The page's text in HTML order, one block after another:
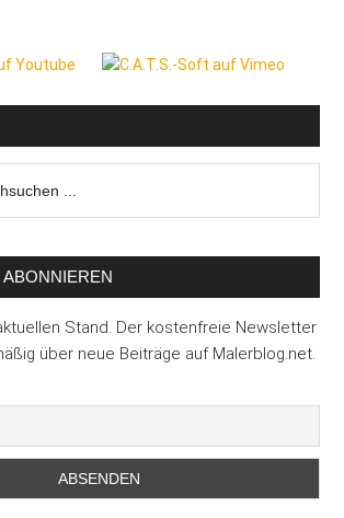
Stand. Der kostenfreie Newsletter
über neue Beiträge auf Malerblog.net.